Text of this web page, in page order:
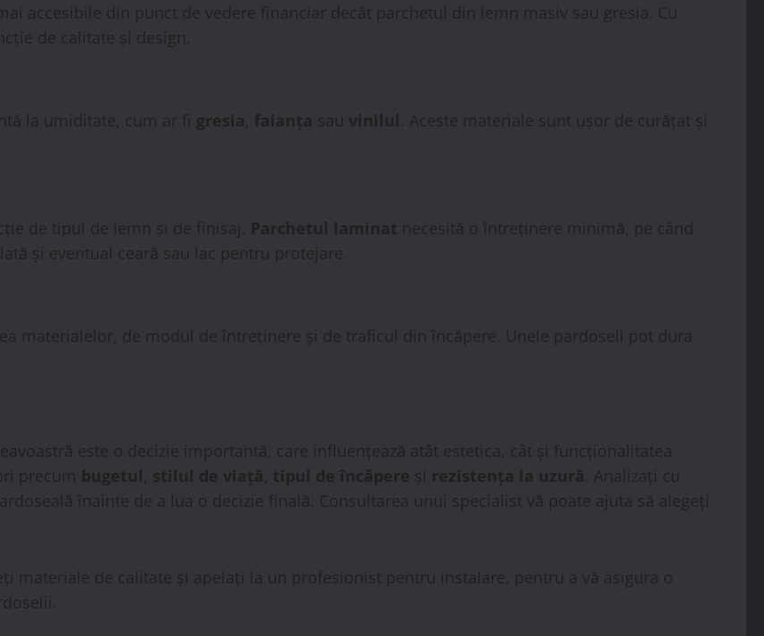
accesibile din punct de vedere financiar decât parchetul din lemn masiv sau gresia. Cu
de calitate și design.
la umiditate, cum ar fi gresia, faianța sau vinilul. Aceste materiale sunt ușor de curățat și
de tipul de lemn și de finisaj. Parchetul laminat necesită o întreținere minimă, pe când
și eventual ceară sau lac pentru protejare.
materialelor, de modul de întreținere și de traficul din încăpere. Unele pardoseli pot dura
este o decizie importantă, care influențează atât estetica, cât și funcționalitatea
precum bugetul, stilul de viață, tipul de încăpere și rezistența la uzură. Analizați cu
înainte de a lua o decizie finală. Consultarea unui specialist vă poate ajuta să alegeți
materiale de calitate și apelați la un profesionist pentru instalare, pentru a vă asigura o